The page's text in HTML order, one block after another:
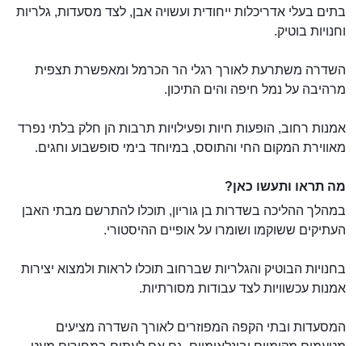
בתים בעלי אדריכלות ייחודית ועשויה אבן, לצד מסעדות, גלריות
וחנויות בוטיק.
השדרה משתרעת לאורך רגלי הר הכרמל ומאפשרת תצפית
מרהיבה על נמל חיפה והים התיכון.
אמנות רחוב, הופעות חיות ופעילויות תרבות הן חלק בלתי נפרד
מאווירת המקום החי והתוסס, במיוחד בימי סופשבוע וחגים.
מה תראו ותעשו כאן?
במהלך ההליכה בשדרות בן גוריון, תוכלו להתרשם מבתי האבן
העתיקים ששוקמו ושומרו על אופיים ההיסטורי.
בחנויות הבוטיק והגלריות שברחוב תוכלו לראות ולמצוא יצירות
אמנות עכשוויות לצד עבודות מסורתיות.
המסעדות ובתי הקפה המפוזרים לאורך השדרה מציעים